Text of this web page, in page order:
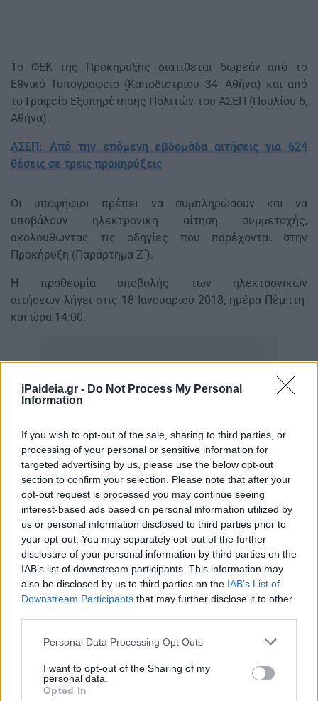
iPaideia.gr - Do Not Process My Personal
Information
If you wish to opt-out of the sale, sharing to third parties, or
processing of your personal or sensitive information for
targeted advertising by us, please use the below opt-out
section to confirm your selection. Please note that after your
opt-out request is processed you may continue seeing
interest-based ads based on personal information utilized by
us or personal information disclosed to third parties prior to
your opt-out. You may separately opt-out of the further
disclosure of your personal information by third parties on the
IAB’s list of downstream participants. This information may
also be disclosed by us to third parties on the IAB’s List of
Downstream Participants that may further disclose it to other
Please note that this website/app uses one or more Google
not limited to your visit or usage behaviour. You may click to
grant or deny consent to Google and its third-party tags to
use your data for below specified purposes in below Google
Personal Data Processing Opt Outs
I want to opt-out of the Sharing of my
personal data.
Opted In
Το ΦΕΚ της Προκήρυξης διατίθεται δωρεάν από το
Εθνικό Τυπογραφείο (Καποδιστρίου 34, Αθήνα) και από
το Γραφείο Εξυπηρέτησης Πολιτών του ΑΣΕΠ (Πουλίου 6,
Αθήνα).
ΑΣΕΠ: Από την επόμενη εβδομάδα αιτήσεις για 624
θέσεις σε τρεις προκηρύξεις
Οι υποψήφιοι πρέπει να συμπληρώσουν και να
υποβάλουν ηλεκτρονική αίτηση συμμετοχής,
ακολουθώντας τις οδηγίες που παρέχονται στην
Προκήρυξη (Παράρτημα Ζ΄).
Η προθεσμία υποβολής των ηλεκτρονικών
αιτήσεων λήγει στις 18 Ιανουαρίου 2018, ημέρα Πέμπτη
και ώρα 14:00.